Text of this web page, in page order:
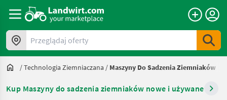
Przeglądaj oferty
/Technologia Ziemniaczana / Maszyny Do Sadzenia Ziemniaków
Kup Maszyny do sadzenia ziemniaków nowe i używane